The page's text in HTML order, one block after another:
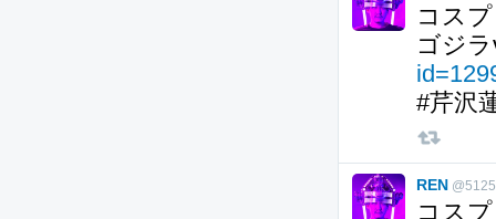
コス
ゴジ
#芹沢
REN
コス